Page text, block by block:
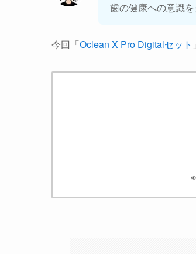
歯の健康への意識
今回「Oclean X Pro Digitalセット